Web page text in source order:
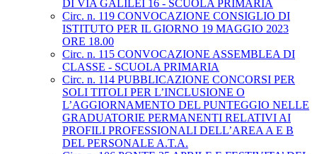
DI VIA GALILEI 16 - SCUOLA PRIMARIA
Circ. n. 119 CONVOCAZIONE CONSIGLIO DI
ISTITUTO PER IL GIORNO 19 MAGGIO 2023
ORE 18.00
Circ. n. 115 CONVOCAZIONE ASSEMBLEA DI
CLASSE - SCUOLA PRIMARIA
Circ. n. 114 PUBBLICAZIONE CONCORSI PER
SOLI TITOLI PER L’INCLUSIONE O
L’AGGIORNAMENTO DEL PUNTEGGIO NELLE
GRADUATORIE PERMANENTI RELATIVI AI
PROFILI PROFESSIONALI DELL’AREA A E B
DEL PERSONALE A.T.A.